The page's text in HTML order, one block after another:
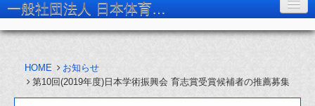
一般社団法人 日本体育・スポーツ・健康学会
入会・各種手続
学会大会・研究会
HOME
お知らせ
第10回(2019年度)日本学術振興会 育志賞受賞候補者の推薦募集